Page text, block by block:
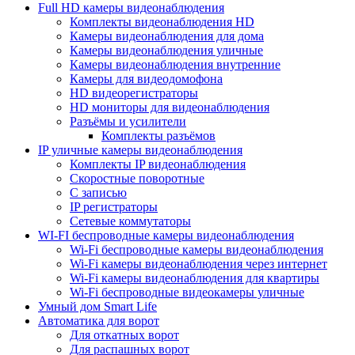
Full HD камеры видеонаблюдения
Комплекты видеонаблюдения HD
Камеры видеонаблюдения для дома
Камеры видеонаблюдения уличные
Камеры видеонаблюдения внутренние
Камеры для видеодомофона
HD видеорегистраторы
HD мониторы для видеонаблюдения
Разъёмы и усилители
Комплекты разъёмов
IP уличные камеры видеонаблюдения
Комплекты IP видеонаблюдения
Скоростные поворотные
С записью
IP регистраторы
Сетевые коммутаторы
WI-FI беспроводные камеры видеонаблюдения
Wi-Fi беспроводные камеры видеонаблюдения
Wi-Fi камеры видеонаблюдения через интернет
Wi-Fi камеры видеонаблюдения для квартиры
Wi-Fi беспроводные видеокамеры уличные
Умный дом Smart Life
Автоматика для ворот
Для откатных ворот
Для распашных ворот